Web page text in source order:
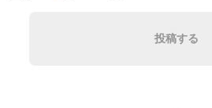
投稿する